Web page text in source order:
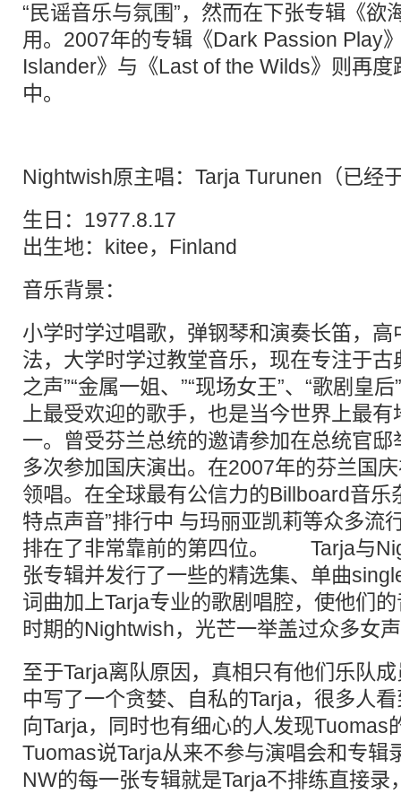
“民谣音乐与氛围”，然而在下张专辑《欲
用。2007年的专辑《Dark Passion Play
Islander》与《Last of the Wilds》则再
中。
Nightwish原主唱：Tarja Turunen（已经
生日：1977.8.17
出生地：kitee，Finland
音乐背景：
小学时学过唱歌，弹钢琴和演奏长笛，
法，大学时学过教堂音乐，现在专注于古
之声”“金属一姐、”“现场女王”、“歌剧皇
上最受欢迎的歌手，也是当今世界上最
一。曾受芬兰总统的邀请参加在总统官
多次参加国庆演出。在2007年的芬兰国
领唱。在全球最有公信力的Billboard音乐
特点声音”排行中 与玛丽亚凯莉等众多流
排在了非常靠前的第四位。 Tarja与
张专辑并发行了一些的精选集、单曲
词曲加上Tarja专业的歌剧唱腔，使他们
时期的Nightwish，光芒一举盖过众多女
至于Tarja离队原因，真相只有他们乐队
中写了一个贪婪、自私的Tarja，很多人
向Tarja，同时也有细心的人发现Tuomas
Tuomas说Tarja从来不参与演唱会和专辑
NW的每一张专辑就是Tarja不排练直接录